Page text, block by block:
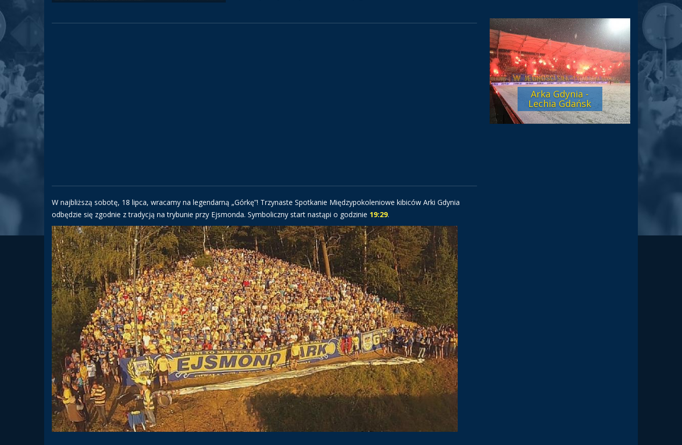
W najbliższą sobotę, 18 lipca, wracamy na legendarną „Górkę”! Trzynaste Spotkanie Międzypokoleniowe kibiców Arki Gdynia
odbędzie się zgodnie z tradycją na trybunie przy Ejsmonda. Symboliczny start nastąpi o godzinie 19:29.
Arka Gdynia -
Lechia Gdańsk